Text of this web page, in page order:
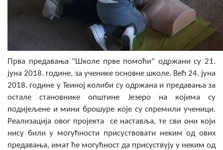
Прва предавања "Школе прве помоћи" одржани су 21.
јуна 2018. године, за ученике основне школе. Већ 24. јуна
2018. године у Теиној колиби су одржана и предавања за
остале становнике општине Језеро на којима су
подијељене и мини брошуре које су спремили ученици.
Реализација овог пројекта се наставља, те сви они који
нису били у могућности присуствовати неким од ових
предавања, имат ће могућност да присуствују у неким од